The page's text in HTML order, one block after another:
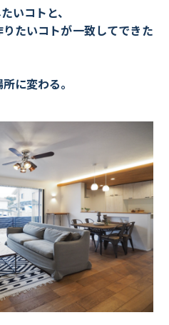
いコトと、
たいコトが一致してできた
に変わる。